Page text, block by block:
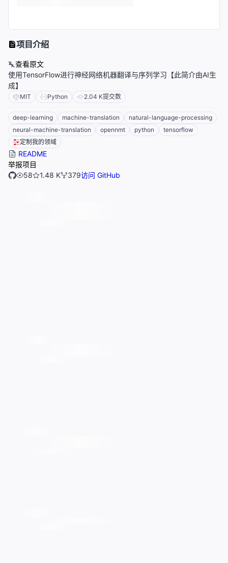
项目介绍
查看原文
使用TensorFlow进行神经网络机器翻译与序列学习【此简介由AI生
成】
MIT Python 2.04 K提交数
deep-learning machine-translation
natural-language-processing
neural-machine-translation
opennmt python
tensorflow
定制我的领域
README
举报项目
58
1.48 K 379访问 GitHub